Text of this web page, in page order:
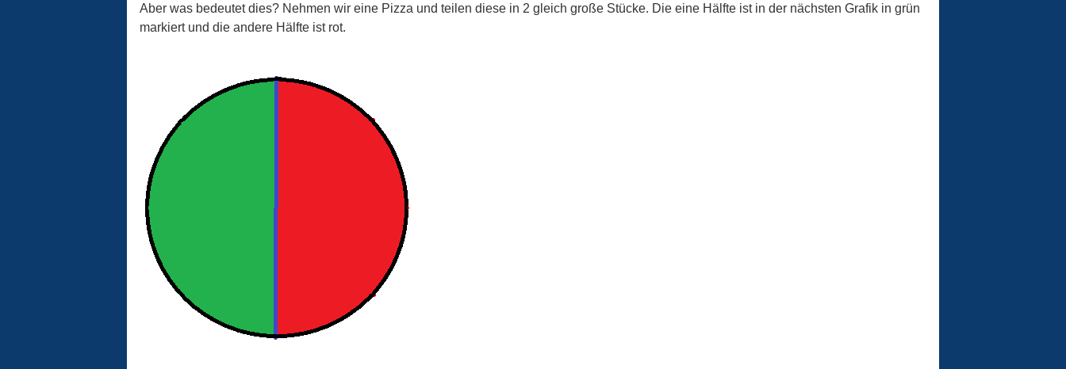
Aber was bedeutet dies? Nehmen wir eine Pizza und teilen diese in 2 gleich große Stücke. Die eine Hälfte ist in der nächsten Grafik in grün
markiert und die andere Hälfte ist rot.